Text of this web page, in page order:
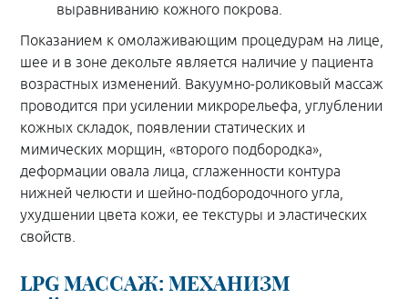
выравниванию кожного покрова.
Показанием к омолаживающим процедурам на лице,
шее и в зоне декольте является наличие у пациента
возрастных изменений. Вакуумно-роликовый массаж
проводится при усилении микрорельефа, углублении
кожных складок, появлении статических и
мимических морщин, «второго подбородка»,
деформации овала лица, сглаженности контура
нижней челюсти и шейно-подбородочного угла,
ухудшении цвета кожи, ее текстуры и эластических
свойств.
LPG МАССАЖ: МЕХАНИЗМ